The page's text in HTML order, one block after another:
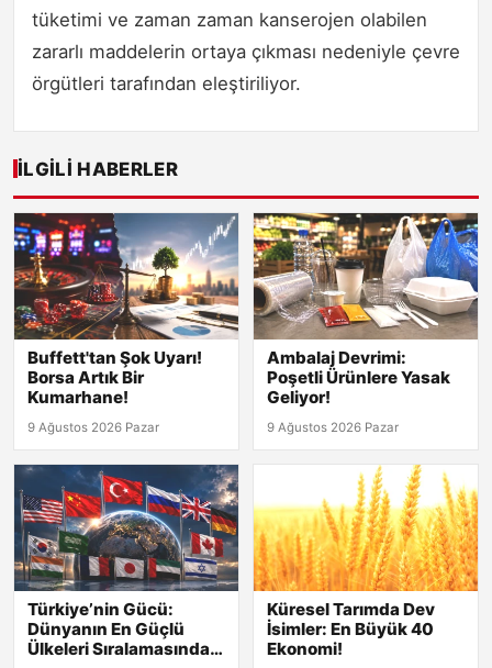
tüketimi ve zaman zaman kanserojen olabilen
zararlı maddelerin ortaya çıkması nedeniyle çevre
örgütleri tarafından eleştiriliyor.
İLGILI HABERLER
Buffett'tan Şok Uyarı!
Borsa Artık Bir
Kumarhane!
9 Ağustos 2026 Pazar
Ambalaj Devrimi:
Poşetli Ürünlere Yasak
Geliyor!
9 Ağustos 2026 Pazar
Türkiye’nin Gücü:
Dünyanın En Güçlü
Ülkeleri Sıralamasında
Küresel Tarımda Dev
İsimler: En Büyük 40
Ekonomi!